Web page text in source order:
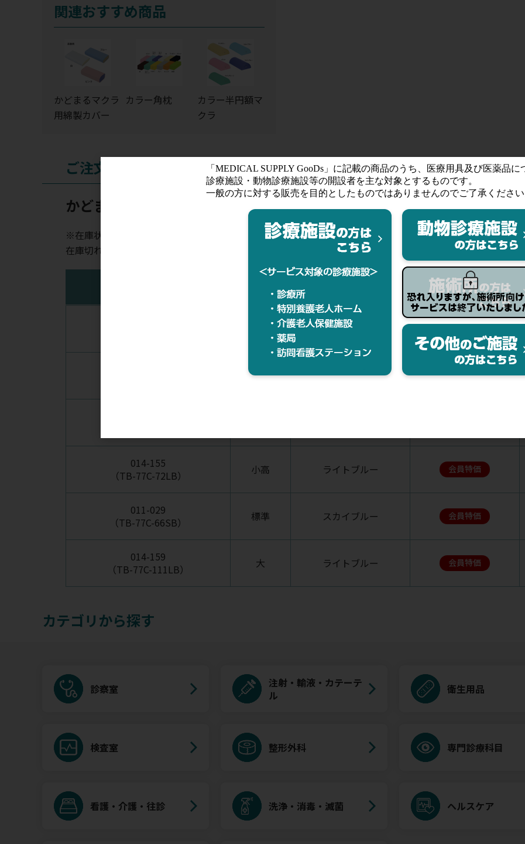
関連おすすめ商品
かどまるマクラ
用綿製カバー
カラー角枕
カラー半円額マ
クラ
ご注文
かどまるマクラ
※在庫状況表示はあくまでも目安となります。
在庫切れの場合はお時間を頂く場合がございます。ご購入ならびにお気に入りの登録にはログインが必要です。
税抜価格
ブラック
小高 ピンク 会員特価
014-155
（TB-77C-72LB）
小高 ライトブルー 会員特価
011-029
（TB-77C-66SB）
標準 スカイブルー 会員特価
014-159
（TB-77C-111LB）
大 ライトブルー 会員特価
カテゴリから探す
診察室
注射・輸液・カテーテ
ル
衛生用品
検査室 整形外科 専門診療科目
看護・介護・往診 洗浄・消毒・滅菌 ヘルスケア